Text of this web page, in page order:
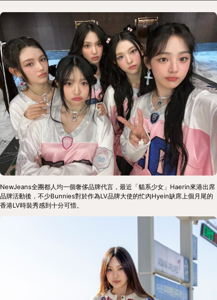
NewJeans全團都人均一個奢侈品牌代言，最近「貓系少女」Haerin來港出席
品牌活動後，不少Bunnies對於作為LV品牌大使的忙內Hyein缺席上個月尾的
香港LV時裝秀感到十分可惜。